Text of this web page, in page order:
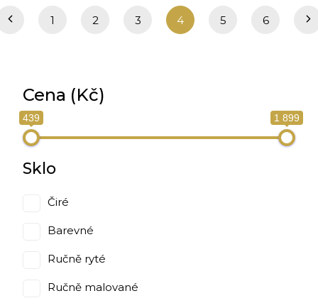
1 2 3 4 5 6
Cena (Kč)
439 1 899
Sklo
Čiré
Barevné
Ručně ryté
Ručně malované